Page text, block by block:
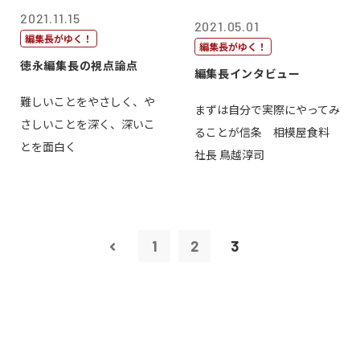
2021.11.15
編集長がゆく！
徳永編集長の視点論点
難しいことをやさしく、や
さしいことを深く、深いこ
とを面白く
2021.05.01
編集長がゆく！
編集長インタビュー
まずは自分で実際にやってみ
ることが信条 相模屋食料
社長 鳥越淳司
1 2 3